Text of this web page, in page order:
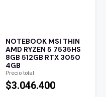
NOTEBOOK MSI THIN
AMD RYZEN 5 7535HS
8GB 512GB RTX 3050
4GB
Precio total
$3.046.400